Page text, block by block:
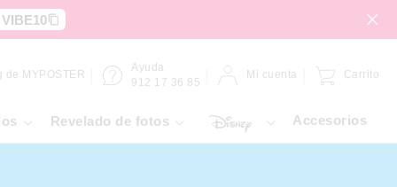
VIBE10
de MYPOSTER
Ayuda
912 17 36 85
Mi cuenta Carrito
Revelado de fotos Accesorios